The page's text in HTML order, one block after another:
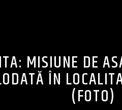
MISIUNE DE
ÎN
(FOTO)